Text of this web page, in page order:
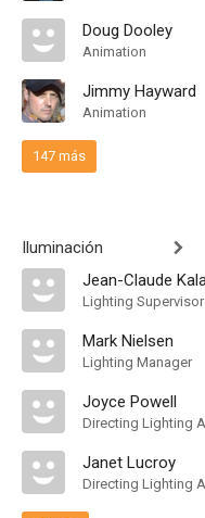
Doug Dooley
Animation
Jimmy Hayward
Animation
147 más
Iluminación
Lighting Supervisor
Mark Nielsen
Lighting Manager
Joyce Powell
Janet Lucroy